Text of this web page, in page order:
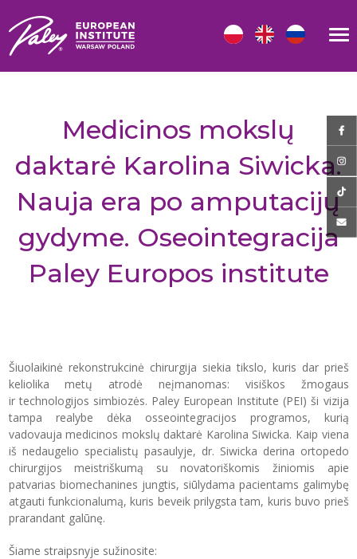
Medicinos mokslų
daktarė Karolina Siwicka:
Nauja era po amputacijų
gydyme. Oseointegracija
Paley Europos institute
Šiuolaikinė rekonstrukcinė chirurgija siekia tikslo, kuris dar prieš
keliolika metų atrodė neįmanomas: visiškos žmogaus
ir technologijos simbiozės. Paley European Institute (PEI) ši vizija
tampa realybe dėka osseointegracijos programos, kurią
vadovauja medicinos mokslų daktarė Karolina Siwicka. Kaip viena
iš nedaugelio specialistų pasaulyje, dr. Siwicka derina ortopedo
chirurgijos meistriškumą su novatoriškomis žiniomis apie
patvarias biomechanines jungtis, siūlydama pacientams galimybę
atgauti funkcionalumą, kuris beveik prilygsta tam, kuris buvo prieš
prarandant galūnę.
Šiame straipsnyje sužinosite: